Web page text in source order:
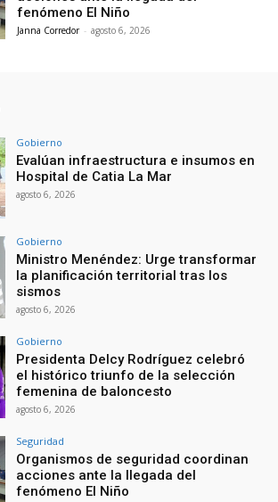
fenómeno El Niño
Janna Corredor - agosto 6, 2026
Gobierno
Evalúan infraestructura e insumos en
Hospital de Catia La Mar
agosto 6, 2026
Gobierno
Ministro Menéndez: Urge transformar
la planificación territorial tras los
sismos
agosto 6, 2026
Gobierno
Presidenta Delcy Rodríguez celebró
el histórico triunfo de la selección
femenina de baloncesto
agosto 6, 2026
Seguridad
Organismos de seguridad coordinan
acciones ante la llegada del
fenómeno El Niño